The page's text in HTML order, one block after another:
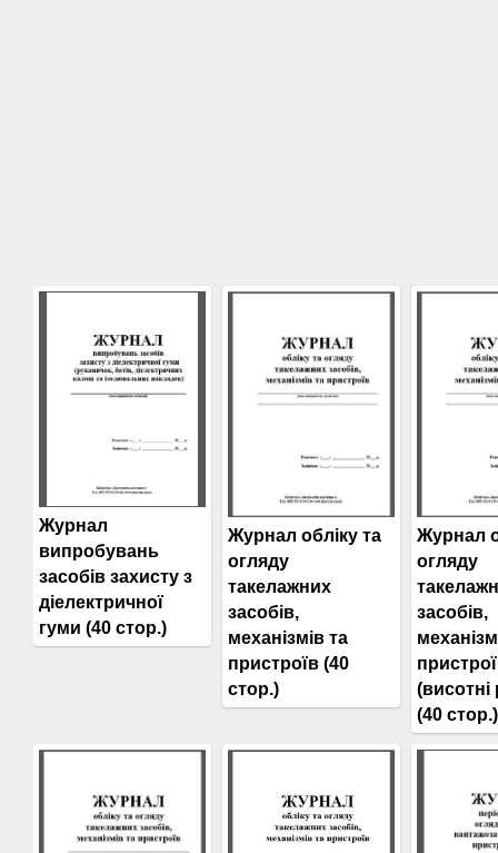
Журнал
випробувань
засобів захисту з
діелектричної
гуми (40 стор.)
Журнал обліку та
огляду
такелажних
засобів,
механізмів та
пристроїв (40
стор.)
Журнал
огляду
засобів,
(висотні
(40 стор.)